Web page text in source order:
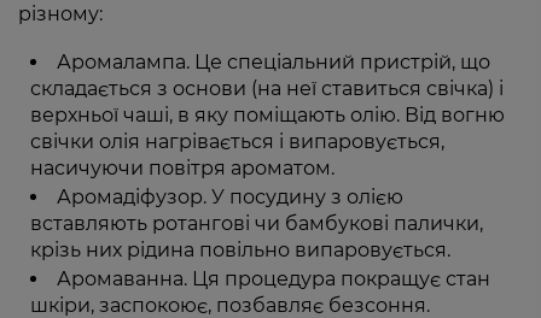
різному:
Аромалампа. Це спеціальний пристрій, що
складається з основи (на неї ставиться свічка) і
верхньої чаші, в яку поміщають олію. Від вогню
свічки олія нагрівається і випаровується,
насичуючи повітря ароматом.
Аромадіфузор. У посудину з олією
вставляють ротангові чи бамбукові палички,
крізь них рідина повільно випаровується.
Аромаванна. Ця процедура покращує стан
шкіри, заспокоює, позбавляє безсоння.